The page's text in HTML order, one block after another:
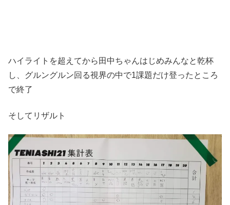
ハイライトを超えてから田中ちゃんはじめみんなと乾杯
し、グルングルン回る視界の中で1課題だけ登ったところ
で終了
そしてリザルト